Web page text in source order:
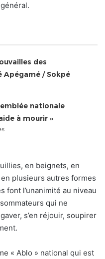
des
Apégamé / Sokpé
nationale
à mourir »
en beignets, en
plusieurs autres formes
font l’unanimité au niveau
qui ne
s’en réjouir, soupirer
« Ablo » national qui est